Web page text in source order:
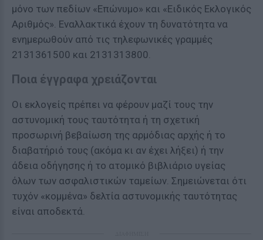
μόνο των πεδίων «Επώνυμο» και «Ειδικός Εκλογικός
Αριθμός». Εναλλακτικά έχουν τη δυνατότητα να
ενημερωθούν από τις τηλεφωνικές γραμμές
2131361500 και 2131313800.
Ποια έγγραφα χρειάζονται
Οι εκλογείς πρέπει να φέρουν μαζί τους την
αστυνομική τους ταυτότητα ή τη σχετική
προσωρινή βεβαίωση της αρμόδιας αρχής ή το
διαβατήριό τους (ακόμα κι αν έχει λήξει) ή την
άδεια οδήγησης ή το ατομικό βιβλιάριο υγείας
όλων των ασφαλιστικών ταμείων. Σημειώνεται ότι
τυχόν «κομμένα» δελτία αστυνομικής ταυτότητας
είναι αποδεκτά.